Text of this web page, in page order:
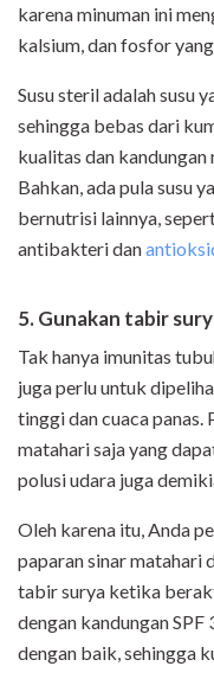
karena minuman ini
kalsium, dan fosfor
Susu steril adalah susu
sehingga bebas dari
kualitas dan
Bahkan, ada pula susu
bernutrisi lainnya,
antibakteri dan
5. Gunakan tabir
Tak hanya imunitas
juga perlu untuk
tinggi dan cuaca panas.
matahari saja yang
polusi udara juga
Oleh karena itu, Anda
paparan sinar matahari
tabir surya ketika
dengan kandungan
dengan baik, sehingga